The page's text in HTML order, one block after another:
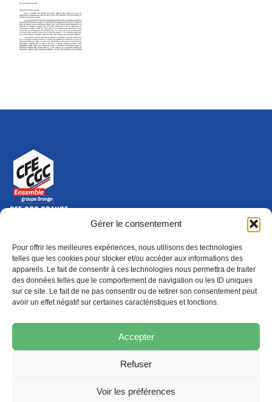
Gérer le consentement
Pour offrir les meilleures expériences, nous utilisons des technologies
telles que les cookies pour stocker et/ou accéder aux informations des
appareils. Le fait de consentir à ces technologies nous permettra de traiter
des données telles que le comportement de navigation ou les ID uniques
sur ce site. Le fait de ne pas consentir ou de retirer son consentement peut
avoir un effet négatif sur certaines caractéristiques et fonctions.
Accepter
Refuser
Voir les préférences
CFE-CGC ORANGE
10-12 rue Saint Amand, 75015 Paris Cedex 15
Nous contacter
01 46 79 28 74
S'ABONNER(NOUVELLE FENÊTRE)
ADHÉRER
Épargne
(nouvelle fenêtre) Formation
(nouvelle fenêtre)
POLITIQUE DE COOKIES